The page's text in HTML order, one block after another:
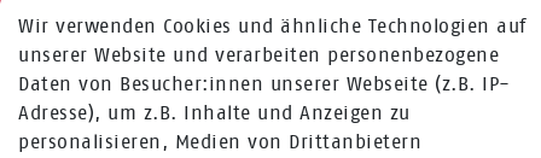
Wir verwenden Cookies und ähnliche Technologien auf
unserer Website und verarbeiten personenbezogene
Daten von Besucher:innen unserer Webseite (z.B. IP-
Adresse), um z.B. Inhalte und Anzeigen zu
personalisieren, Medien von Drittanbietern
MEHR ÜBER UNS